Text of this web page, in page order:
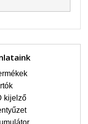
közé a
kijelző.
vagy
kijelző